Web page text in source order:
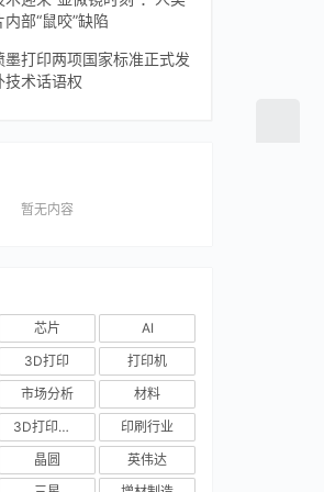
部“鼠咬”缺陷
墨打印两项国家标准正式发
技术话语权
暂无内容
芯片
AI
3D打印
打印机
市场分析
材料
3D打印技术
印刷行业
晶圆
英伟达